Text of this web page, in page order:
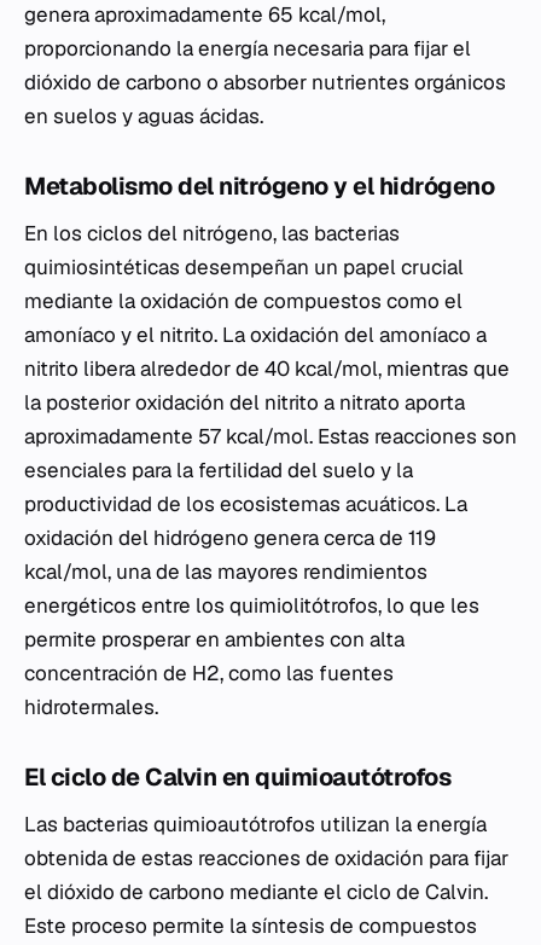
genera aproximadamente 65 kcal/mol,
proporcionando la energía necesaria para fijar el
dióxido de carbono o absorber nutrientes orgánicos
en suelos y aguas ácidas.
Metabolismo del nitrógeno y el hidrógeno
En los ciclos del nitrógeno, las bacterias
quimiosintéticas desempeñan un papel crucial
mediante la oxidación de compuestos como el
amoníaco y el nitrito. La oxidación del amoníaco a
nitrito libera alrededor de 40 kcal/mol, mientras que
la posterior oxidación del nitrito a nitrato aporta
aproximadamente 57 kcal/mol. Estas reacciones son
esenciales para la fertilidad del suelo y la
productividad de los ecosistemas acuáticos. La
oxidación del hidrógeno genera cerca de 119
kcal/mol, una de las mayores rendimientos
energéticos entre los quimiolitótrofos, lo que les
permite prosperar en ambientes con alta
concentración de H2, como las fuentes
hidrotermales.
El ciclo de Calvin en quimioautótrofos
Las bacterias quimioautótrofos utilizan la energía
obtenida de estas reacciones de oxidación para fijar
el dióxido de carbono mediante el ciclo de Calvin.
Este proceso permite la síntesis de compuestos